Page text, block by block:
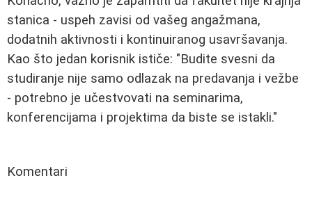
stanica - uspeh zavisi od vašeg angažmana,
dodatnih aktivnosti i kontinuiranog usavršavanja.
Kao što jedan korisnik ističe: "Budite svesni da
studiranje nije samo odlazak na predavanja i vežbe
- potrebno je učestvovati na seminarima,
konferencijama i projektima da biste se istakli."
Komentari